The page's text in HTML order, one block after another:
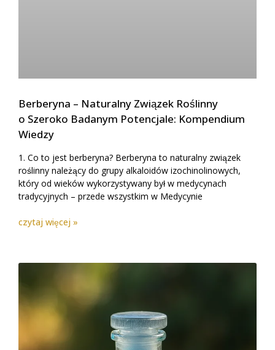
Berberyna – Naturalny Związek Roślinny
o Szeroko Badanym Potencjale: Kompendium
Wiedzy
1. Co to jest berberyna? Berberyna to naturalny związek
roślinny należący do grupy alkaloidów izochinolinowych,
który od wieków wykorzystywany był w medycynach
tradycyjnych – przede wszystkim w Medycynie
czytaj więcej »